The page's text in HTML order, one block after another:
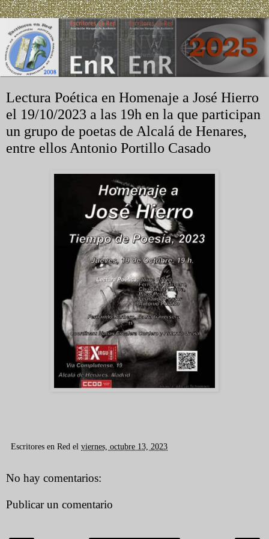
Lectura Poética en Homenaje a José Hierro
el 19/10/2023 a las 19h en la que participan
un grupo de poetas de Alcalá de Henares,
entre ellos Antonio Portillo Casado
Escritores en Red el viernes, octubre 13, 2023
No hay comentarios:
Publicar un comentario